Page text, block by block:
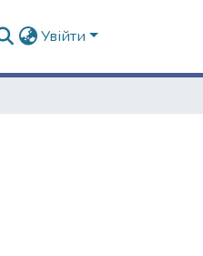
Увійти